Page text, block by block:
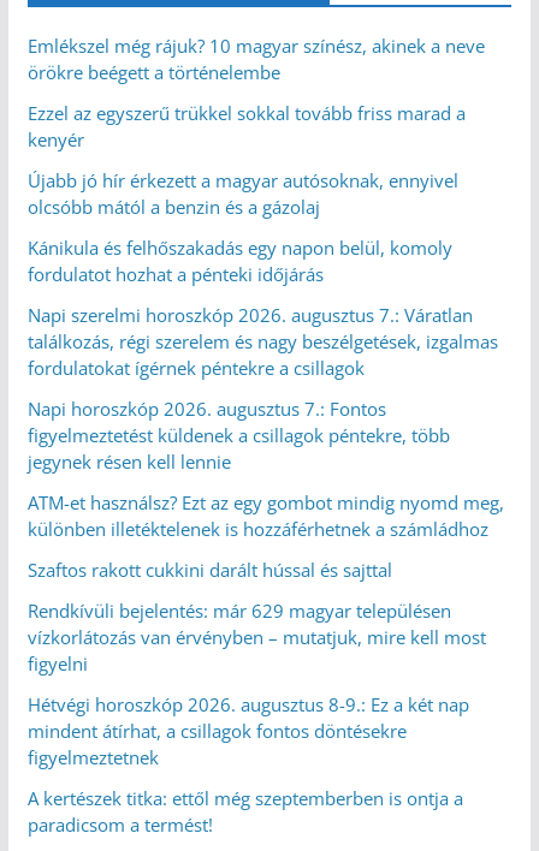
Emlékszel még rájuk? 10 magyar színész, akinek a neve
örökre beégett a történelembe
Ezzel az egyszerű trükkel sokkal tovább friss marad a
kenyér
Újabb jó hír érkezett a magyar autósoknak, ennyivel
olcsóbb mától a benzin és a gázolaj
Kánikula és felhőszakadás egy napon belül, komoly
fordulatot hozhat a pénteki időjárás
Napi szerelmi horoszkóp 2026. augusztus 7.: Váratlan
találkozás, régi szerelem és nagy beszélgetések, izgalmas
fordulatokat ígérnek péntekre a csillagok
Napi horoszkóp 2026. augusztus 7.: Fontos
figyelmeztetést küldenek a csillagok péntekre, több
jegynek résen kell lennie
ATM-et használsz? Ezt az egy gombot mindig nyomd meg,
különben illetéktelenek is hozzáférhetnek a számládhoz
Szaftos rakott cukkini darált hússal és sajttal
Rendkívüli bejelentés: már 629 magyar településen
vízkorlátozás van érvényben – mutatjuk, mire kell most
figyelni
Hétvégi horoszkóp 2026. augusztus 8-9.: Ez a két nap
mindent átírhat, a csillagok fontos döntésekre
figyelmeztetnek
A kertészek titka: ettől még szeptemberben is ontja a
paradicsom a termést!